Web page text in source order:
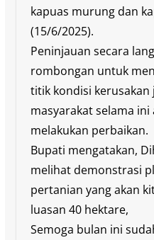
kapuas murung dan
(15/6/2025).
Peninjauan secara
rombongan untuk
titik kondisi kerusakan
masyarakat selama
melakukan perbaikan.
Bupati mengatakan,
melihat demonstrasi
pertanian yang akan
luasan 40 hektare,
Semoga bulan ini